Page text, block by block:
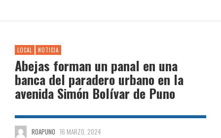
LOCAL NOTICIA
Abejas forman un panal en una
banca del paradero urbano en la
avenida Simón Bolívar de Puno
ROAPUNO 16 MARZO, 2024